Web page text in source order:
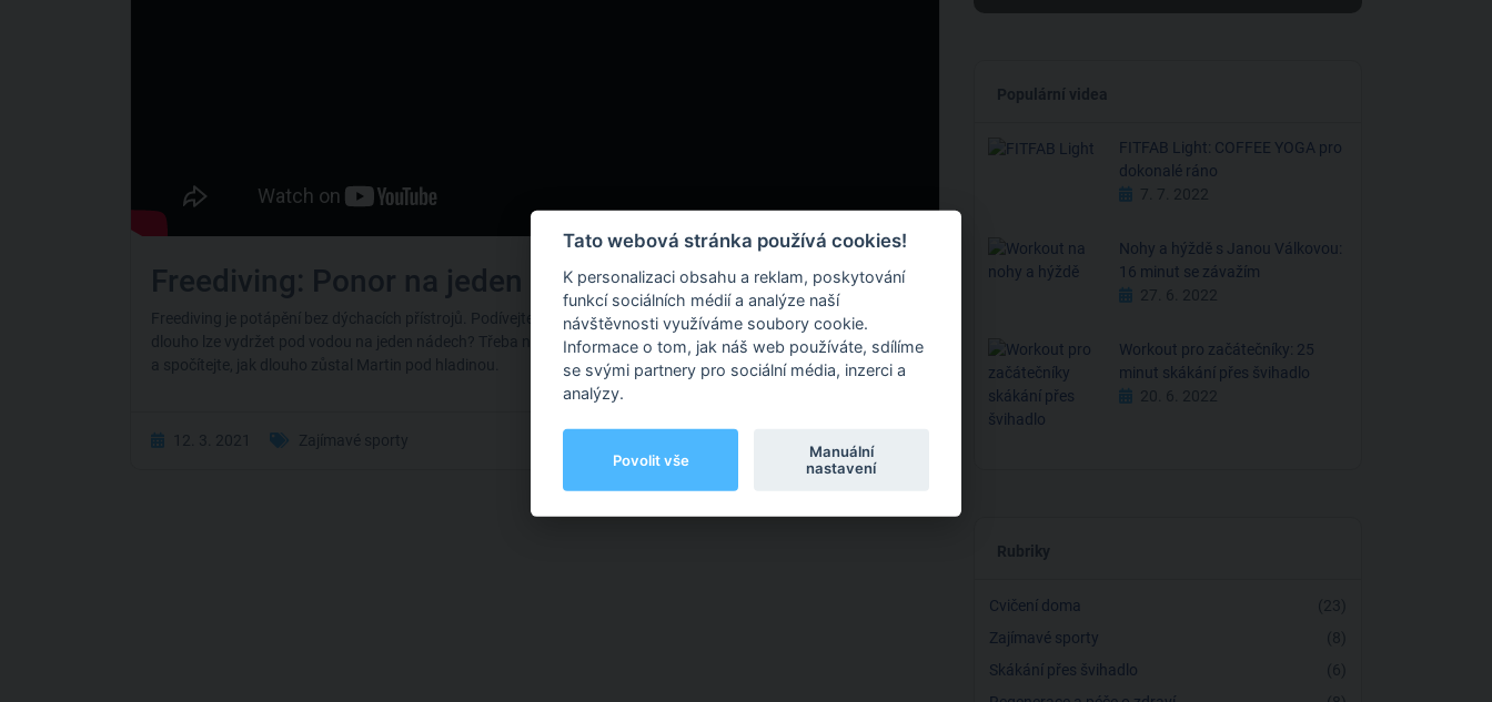
Freediving: Ponor na jeden nádech
Freediving je potápění bez dýchacích přístrojů. Podívejte se na podmořský svět na Bali z pohledu potápěče. Jak
dlouho lze vydržet pod vodou na jeden nádech? Třeba na celou prohlídku vraku Liberty Ship. Přesvědčte se sami
a spočítejte, jak dlouho zůstal Martin pod hladinou.
12. 3. 2021 Zajímavé sporty
Populární videa
FITFAB Light: COFFEE YOGA pro
dokonalé ráno
7. 7. 2022
Nohy a hýždě s Janou Válkovou:
16 minut se závažím
27. 6. 2022
Workout pro začátečníky: 25
minut skákání přes švihadlo
20. 6. 2022
Rubriky
Cvičení doma
(23)
Zajímavé sporty
(8)
Skákání přes švihadlo
(6)
Tato webová stránka používá cookies!
K personalizaci obsahu a reklam, poskytování
funkcí sociálních médií a analýze naší
návštěvnosti využíváme soubory cookie.
Informace o tom, jak náš web používáte, sdílíme
se svými partnery pro sociální média, inzerci a
analýzy.
Povolit vše
Manuální
nastavení